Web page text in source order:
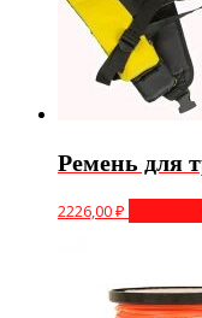
Ремень для
2226,00₽